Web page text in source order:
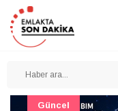
Güncel